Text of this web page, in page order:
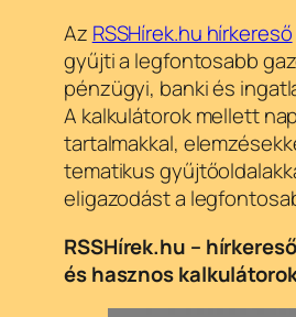
Az RSSHírek.hu hírkereső
gyűjti a legfontosabb
pénzügyi, banki és
A kalkulátorok mellett
tartalmakkal,
tematikus
eligazodást a
RSSHírek.hu –
és hasznos